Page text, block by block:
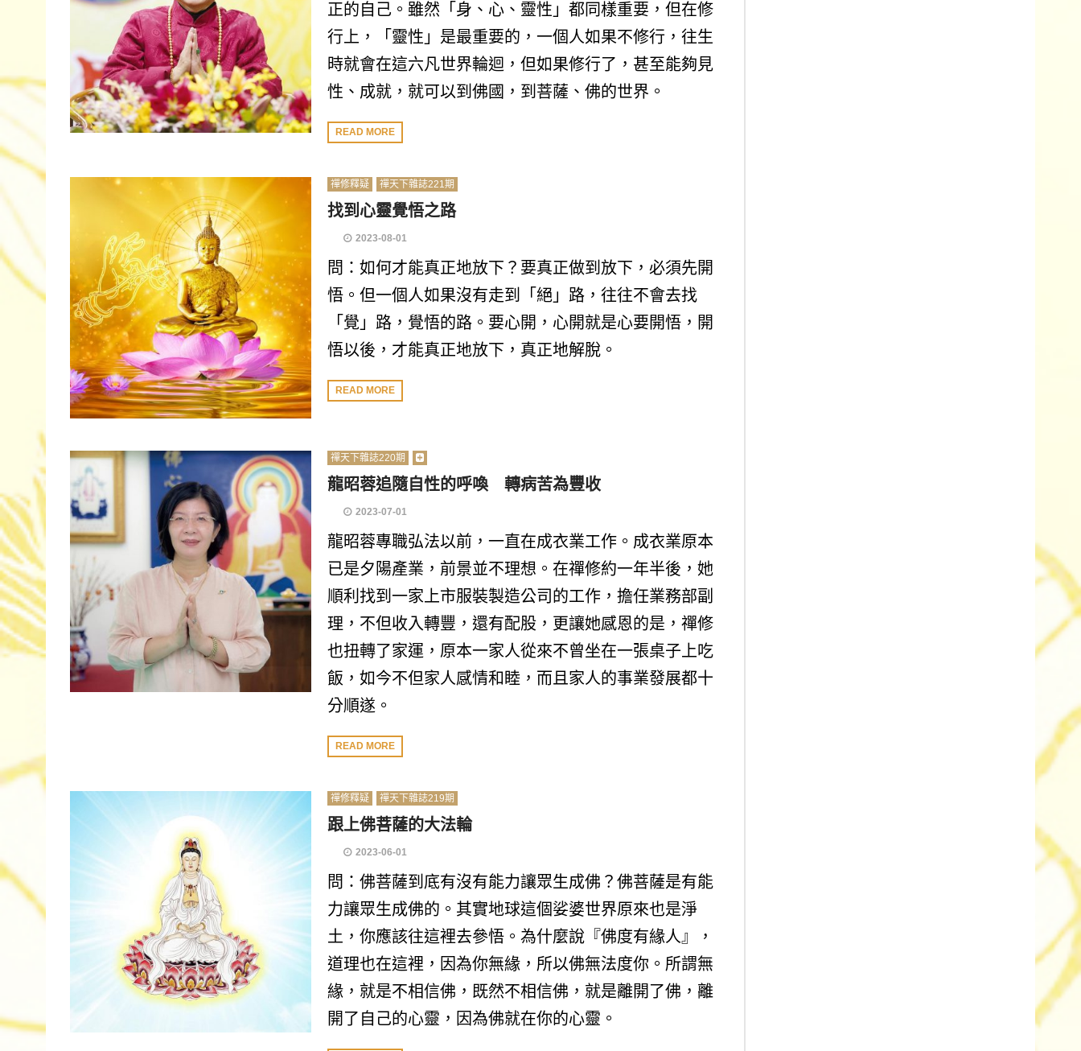
正的自己。雖然「身、心、靈性」都同樣重要，但在修
行上，「靈性」是最重要的，一個人如果不修行，往生
時就會在這六凡世界輪迴，但如果修行了，甚至能夠見
性、成就，就可以到佛國，到菩薩、佛的世界。
READ MORE
禪修釋疑 禪天下雜誌221期
找到心靈覺悟之路
2023-08-01
問：如何才能真正地放下？要真正做到放下，必須先開
悟。但一個人如果沒有走到「絕」路，往往不會去找
「覺」路，覺悟的路。要心開，心開就是心要開悟，開
悟以後，才能真正地放下，真正地解脫。
READ MORE
禪天下雜誌220期
龍昭蓉追隨自性的呼喚 轉病苦為豐收
2023-07-01
龍昭蓉專職弘法以前，一直在成衣業工作。成衣業原本
已是夕陽產業，前景並不理想。在禪修約一年半後，她
順利找到一家上市服裝製造公司的工作，擔任業務部副
理，不但收入轉豐，還有配股，更讓她感恩的是，禪修
也扭轉了家運，原本一家人從來不曾坐在一張桌子上吃
飯，如今不但家人感情和睦，而且家人的事業發展都十
分順遂。
READ MORE
禪修釋疑 禪天下雜誌219期
跟上佛菩薩的大法輪
2023-06-01
問：佛菩薩到底有沒有能力讓眾生成佛？佛菩薩是有能
力讓眾生成佛的。其實地球這個娑婆世界原來也是淨
土，你應該往這裡去參悟。為什麼說『佛度有緣人』，
道理也在這裡，因為你無緣，所以佛無法度你。所謂無
緣，就是不相信佛，既然不相信佛，就是離開了佛，離
開了自己的心靈，因為佛就在你的心靈。